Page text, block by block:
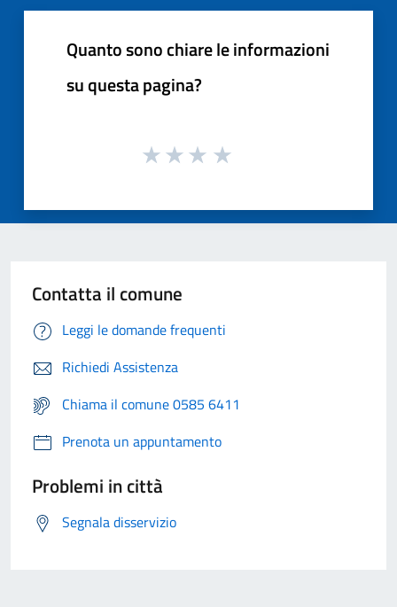
Quanto sono chiare le informazioni
su questa pagina?
Contatta il comune
Leggi le domande frequenti
Richiedi Assistenza
Chiama il comune 0585 6411
Prenota un appuntamento
Problemi in città
Segnala disservizio